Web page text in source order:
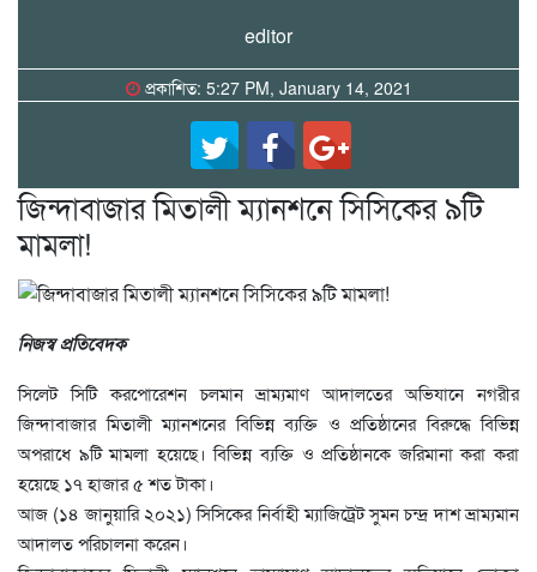
editor
প্রকাশিত: 5:27 PM, January 14, 2021
জিন্দাবাজার মিতালী ম্যানশনে সিসিকের ৯টি
মামলা!
নিজস্ব প্রতিবেদক
সিলেট সিটি করপোরেশন চলমান ভ্রাম্যমাণ আদালতের অভিযানে নগরীর
জিন্দাবাজার মিতালী ম্যানশনের বিভিন্ন ব্যক্তি ও প্রতিষ্ঠানের বিরুদ্ধে বিভিন্ন
অপরাধে ৯টি মামলা হয়েছে। বিভিন্ন ব্যক্তি ও প্রতিষ্ঠানকে জরিমানা করা করা
হয়েছে ১৭ হাজার ৫ শত টাকা।
আজ (১৪ জানুয়ারি ২০২১) সিসিকের নির্বাহী ম্যাজিট্রেট সুমন চন্দ্র দাশ ভ্রাম্যমান
আদালত পরিচালনা করেন।